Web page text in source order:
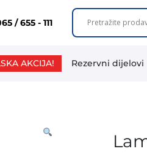
/ 655 - 111
AKCIJA! Rezervni dijelovi